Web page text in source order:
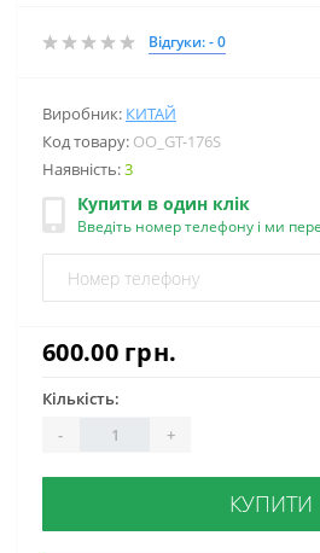
Відгуки: - 0
Виробник: КИТАЙ
Код товару: OO_GT-176S
Наявність:3
Купити в один клік
Введіть номер телефону і ми
600.00 грн.
Кількість:
-
+
КУПИТИ